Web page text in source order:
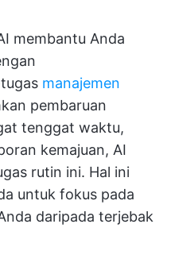
membantu Anda
manajemen
pembaruan
tenggat waktu,
kemajuan, AI
rutin ini. Hal ini
untuk fokus pada
daripada terjebak